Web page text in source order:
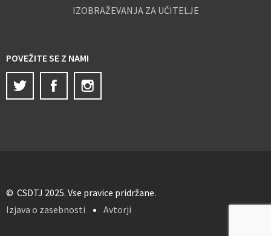
IZOBRAŽEVANJA ZA UČITELJE
POVEŽITE SE Z NAMI
Twitter
Facebook
© CSDTJ 2025. Vse pravice pridržane.
Izjava o zasebnosti
Avtorji